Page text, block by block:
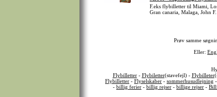
F.eks flybilletter til Miami,
Gran canaria, Malaga, John
Prøv samme
Eller:
Flybilletter- Flybiletter(stavefejl) - Flybilleter
Flybilletter - Flyselskaber - sommerhusudlejning
- billig ferier - billig rejser - billige rejser -